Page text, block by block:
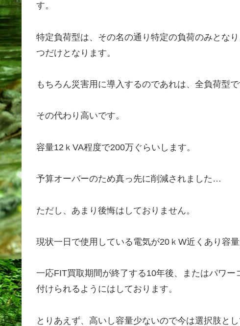
す。
特定負荷型は、その名の通り特定の負荷のみとな
つだけとなります。
もちろん災害用に導入するのであれは、全負荷型で
その代わり高いです。
容量12ｋVA程度で200万ぐらいします。
予算オーバーのため真っ先に削減されました…
ただし、あまり後悔はしておりません。
現状一日で使用している電気が20ｋW近くあり容
一応FIT買取期間が終了する10年後、またはパワ
付けられるようにはしております。
とりあえず、高いし容量少ないので今は選択肢と